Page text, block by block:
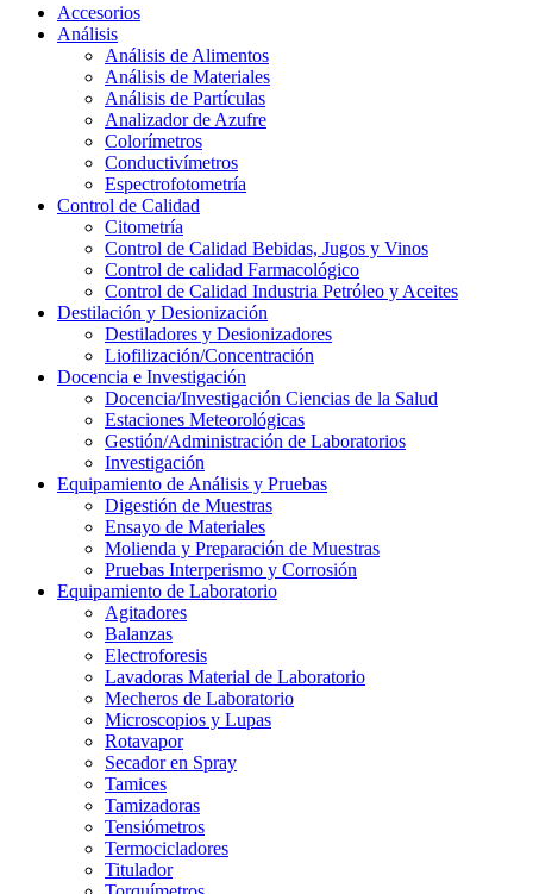
Accesorios
Análisis
Análisis de Alimentos
Análisis de Materiales
Análisis de Partículas
Analizador de Azufre
Colorímetros
Conductivímetros
Espectrofotometría
Control de Calidad
Citometría
Control de Calidad Bebidas, Jugos y Vinos
Control de calidad Farmacológico
Control de Calidad Industria Petróleo y Aceites
Destilación y Desionización
Destiladores y Desionizadores
Liofilización/Concentración
Docencia e Investigación
Docencia/Investigación Ciencias de la Salud
Estaciones Meteorológicas
Gestión/Administración de Laboratorios
Investigación
Equipamiento de Análisis y Pruebas
Digestión de Muestras
Ensayo de Materiales
Molienda y Preparación de Muestras
Pruebas Interperismo y Corrosión
Equipamiento de Laboratorio
Agitadores
Balanzas
Electroforesis
Lavadoras Material de Laboratorio
Mecheros de Laboratorio
Microscopios y Lupas
Rotavapor
Secador en Spray
Tamices
Tamizadoras
Tensiómetros
Termocicladores
Titulador